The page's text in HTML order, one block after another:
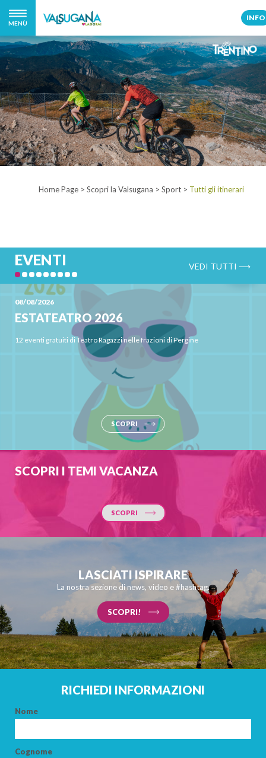
MENÙ
INFO
Home Page > Scopri la Valsugana > Sport > Tutti gli itinerari
EVENTI VEDI TUTTI ⟶
08/08/2026
ESTATEATRO 2026
12 eventi gratuiti di Teatro Ragazzi nelle frazioni di Pergine
SCOPRI
SCOPRI I TEMI VACANZA
SCOPRI
LASCIATI ISPIRARE
La nostra sezione di news, video e #hashtag.
SCOPRI!
RICHIEDI INFORMAZIONI
Nome
Cognome